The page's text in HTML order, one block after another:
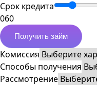
Срок кредита
060
Получить займ
Комиссия
Способы получения
Рассмотрение